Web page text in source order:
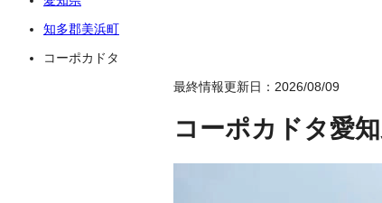
知多郡美浜町
コーポカドタ
最終情報更新日：2026/08/09
コーポカドタ愛